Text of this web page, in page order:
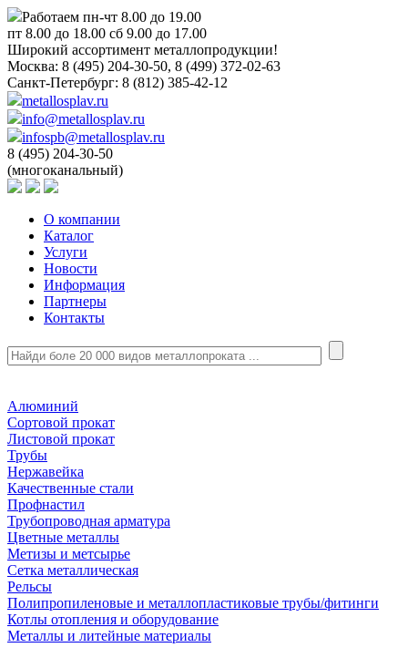
Работаем пн-чт 8.00 до 19.00
пт 8.00 до 18.00 сб 9.00 до 17.00
Широкий ассортимент металлопродукции!
Москва: 8 (495) 204-30-50, 8 (499) 372-02-63
Санкт-Петербург: 8 (812) 385-42-12
metallosplav.ru
info@metallosplav.ru
infospb@metallosplav.ru
8 (495) 204-30-50
(многоканальный)
О компании
Каталог
Услуги
Новости
Информация
Партнеры
Контакты
Алюминий
Сортовой прокат
Листовой прокат
Трубы
Нержавейка
Качественные стали
Профнастил
Трубопроводная арматура
Цветные металлы
Метизы и метсырье
Сетка металлическая
Рельсы
Полипропиленовые и металлопластиковые трубы/фитинги
Котлы отопления и оборудование
Металлы и литейные материалы